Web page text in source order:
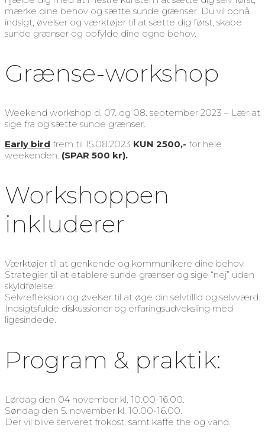
mærke dine behov og sætte sunde grænser. Du vil opnå
indsigt, øvelser og værktøjer til at sætte dig først, skabe
sunde grænser og opfylde dine egne behov.
Grænse-workshop
Weekend workshop d. 07. og 08. september 2023 – Lær at
sige fra og sætte sunde grænser.
Early bird frem til 15.08.2023 KUN 2500,- for hele
weekenden. (SPAR 500 kr).
Workshoppen
inkluderer
Værktøjer til at genkende og kommunikere dine behov.
Strategier til at etablere sunde grænser og sige “nej” uden
skyldfølelse.
Selvrefleksion og øvelser til at øge din selvtillid og selvværd.
Indsigtsfulde diskussioner og erfaringsudveksling med
ligesindede.
Program & praktik:
Lørdag den 04 november kl. 10.00-16.00.
Søndag den 5. november kl. 10.00-16.00.
Der vil blive serveret frokost, samt kaffe the og vand.